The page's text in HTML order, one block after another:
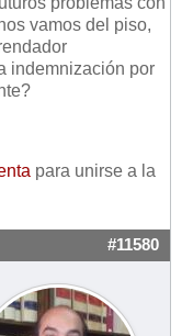
vamos del piso,
indemnización por
para unirse a la
#11580